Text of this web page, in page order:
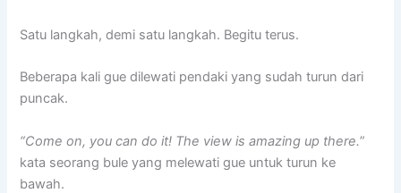
Satu langkah, demi satu langkah. Begitu terus.
Beberapa kali gue dilewati pendaki yang sudah turun dari
puncak.
“Come on, you can do it! The view is amazing up there.”
kata seorang bule yang melewati gue untuk turun ke
bawah.